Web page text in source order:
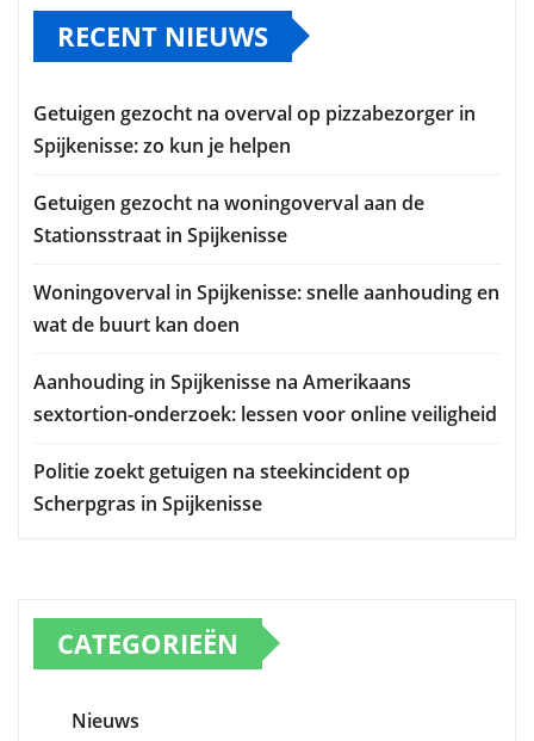
RECENT NIEUWS
Getuigen gezocht na overval op pizzabezorger in
Spijkenisse: zo kun je helpen
Getuigen gezocht na woningoverval aan de
Stationsstraat in Spijkenisse
Woningoverval in Spijkenisse: snelle aanhouding en
wat de buurt kan doen
Aanhouding in Spijkenisse na Amerikaans
sextortion-onderzoek: lessen voor online veiligheid
Politie zoekt getuigen na steekincident op
Scherpgras in Spijkenisse
CATEGORIEËN
Nieuws